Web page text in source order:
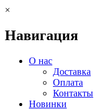
×
Навигация
О нас
Доставка
Оплата
Контакты
Новинки